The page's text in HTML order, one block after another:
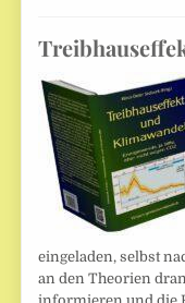
eingeladen, selbst
an den Theorien